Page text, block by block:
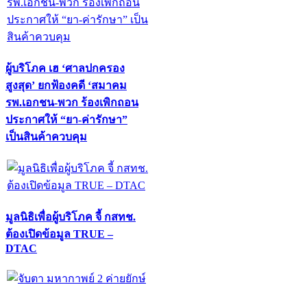
ผู้บริโภค เฮ ‘ศาลปกครอง
สูงสุด’ ยกฟ้องคดี ‘สมาคม
รพ.เอกชน-พวก ร้องเพิกถอน
ประกาศให้ “ยา-ค่ารักษา”
เป็นสินค้าควบคุม
มูลนิธิเพื่อผู้บริโภค จี้ กสทช.
ต้องเปิดข้อมูล TRUE –
DTAC